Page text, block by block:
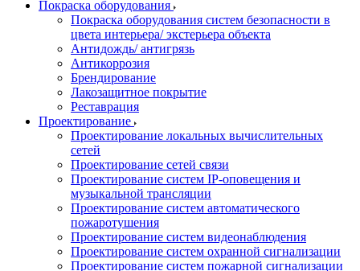
Покраска оборудования
Покраска оборудования систем безопасности в
цвета интерьера/ экстерьера объекта
Антидождь/ антигрязь
Антикоррозия
Брендирование
Лакозащитное покрытие
Реставрация
Проектирование
Проектирование локальных вычислительных
сетей
Проектирование сетей связи
Проектирование систем IP-оповещения и
музыкальной трансляции
Проектирование систем автоматического
пожаротушения
Проектирование систем видеонаблюдения
Проектирование систем охранной сигнализации
Проектирование систем пожарной сигнализации